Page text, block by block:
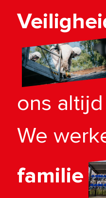
ons
We
familie